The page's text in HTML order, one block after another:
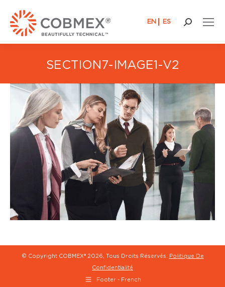
EN ES
SECTION7-IMAGE1-V2
© Copyright COBMEX® 2026, Tous Droits Réservés. Politique De
Confidentialité
Footer - French